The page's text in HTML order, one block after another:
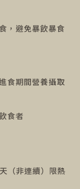
，避免暴飲暴食
食期間營養攝取
食者
（非連續）限熱